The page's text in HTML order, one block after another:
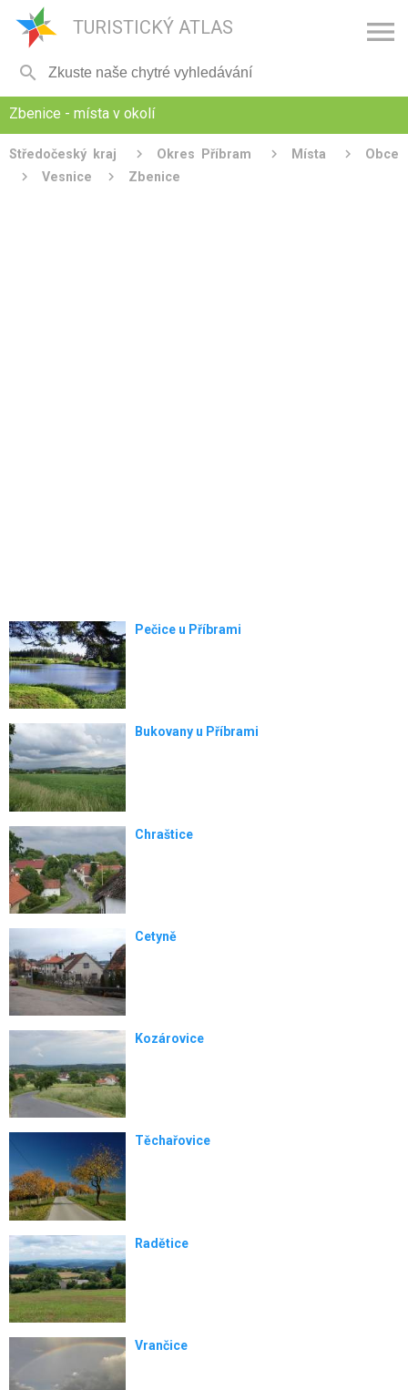
TURISTICKÝ ATLAS 

Zbenice - místa v okolí
Středočeský kraj Okres Příbram Místa
Obce
Vesnice
Zbenice
Pečice u Příbrami
Bukovany u Příbrami
Chraštice
Cetyně
Kozárovice
Těchařovice
Radětice
Vrančice